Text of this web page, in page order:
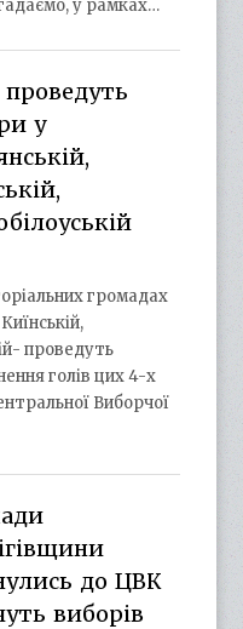
у рамках…
у
громадах
проведуть
голів цих 4-х
Виборчої
до ЦВК
виборів